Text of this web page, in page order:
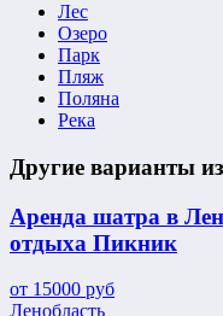
Лес
Озеро
Парк
Пляж
Поляна
Река
Другие варианты из
Аренда шатра в
отдыха Пикник
от 15000 руб
Ленобласть